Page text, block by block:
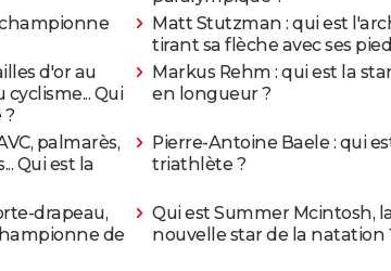
championne
Matt Stutzman : qui est
tirant sa flèche avec ses
d'or au
Qui
?
Markus Rehm : qui est la
en longueur ?
palmarès,
Qui est la
Pierre-Antoine Baele : qui
triathlète ?
drapeau,
de
Qui est Summer Mcintosh,
nouvelle star de la natation